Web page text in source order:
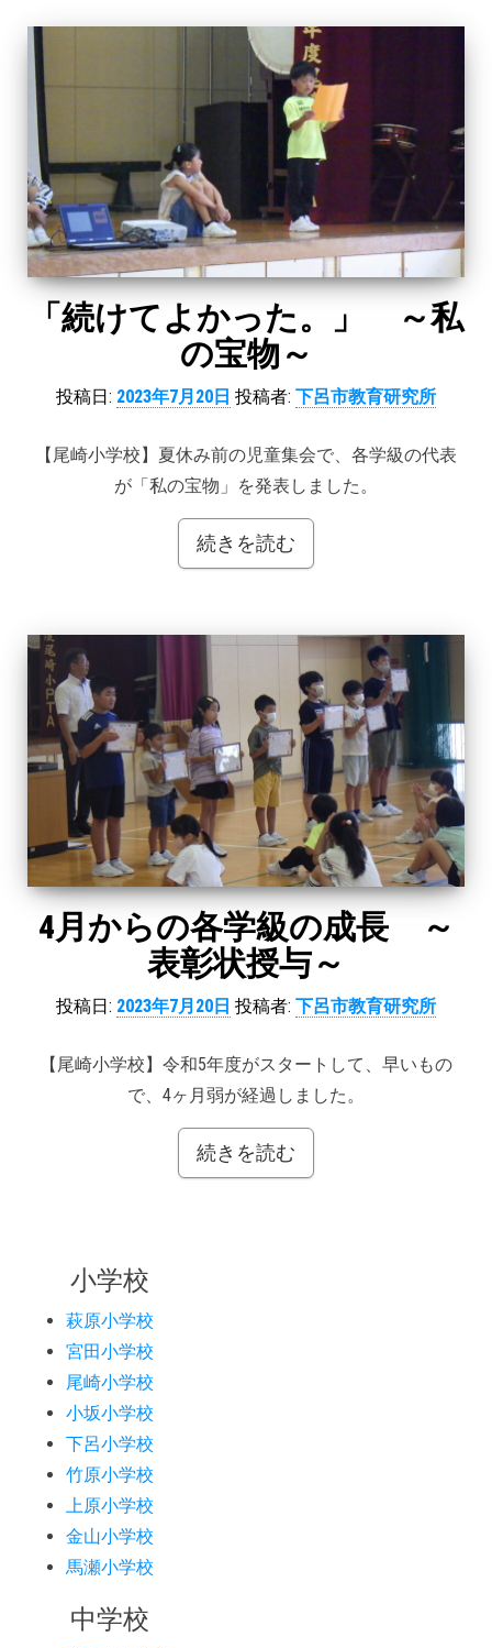
「続けてよかった。」 ～私
の宝物～
投稿日: 2023年7月20日 投稿者: 下呂市教育研究所
【尾崎小学校】夏休み前の児童集会で、各学級の代表
が「私の宝物」を発表しました。
続きを読む
4月からの各学級の成長 ～
表彰状授与～
投稿日: 2023年7月20日 投稿者: 下呂市教育研究所
【尾崎小学校】令和5年度がスタートして、早いもの
で、4ヶ月弱が経過しました。
続きを読む
小学校
萩原小学校
宮田小学校
尾崎小学校
小坂小学校
下呂小学校
竹原小学校
上原小学校
金山小学校
馬瀬小学校
中学校